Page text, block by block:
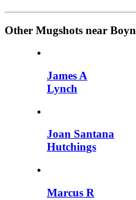
Other Mugshots near
James A
Lynch
Joan Santana
Hutchings
Marcus R